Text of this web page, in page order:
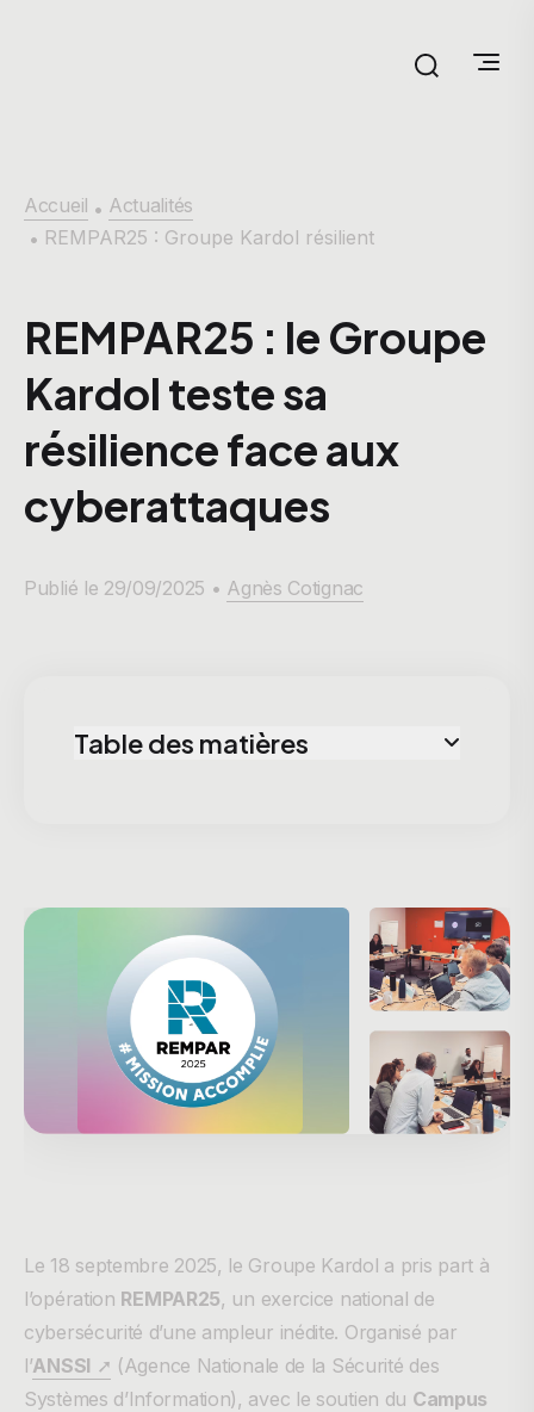
Accueil • Actualités
• REMPAR25 : Groupe Kardol résilient
REMPAR25 : le Groupe
Kardol teste sa
résilience face aux
cyberattaques
Publié le 29/09/2025 • Agnès Cotignac
Table des matières
Le 18 septembre 2025, le Groupe Kardol a pris part à
l’opération REMPAR25, un exercice national de
cybersécurité d’une ampleur inédite. Organisé par
l’ANSSI ➚ (Agence Nationale de la Sécurité des
Systèmes d’Information), avec le soutien du Campus